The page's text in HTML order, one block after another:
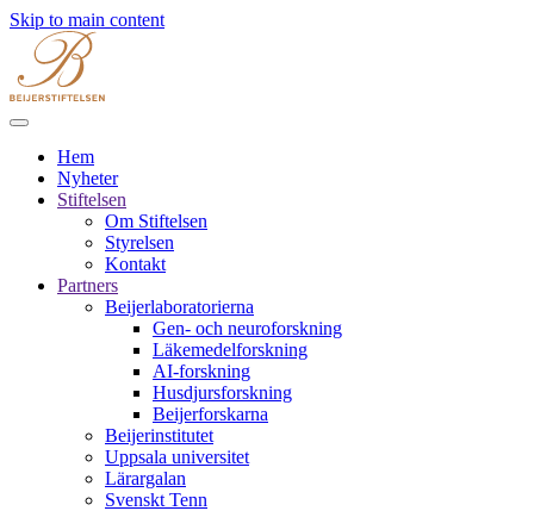
Skip to main content
Hem
Nyheter
Stiftelsen
Om Stiftelsen
Styrelsen
Kontakt
Partners
Beijerlaboratorierna
Gen- och neuroforskning
Läkemedelforskning
AI-forskning
Husdjursforskning
Beijerforskarna
Beijerinstitutet
Uppsala universitet
Lärargalan
Svenskt Tenn